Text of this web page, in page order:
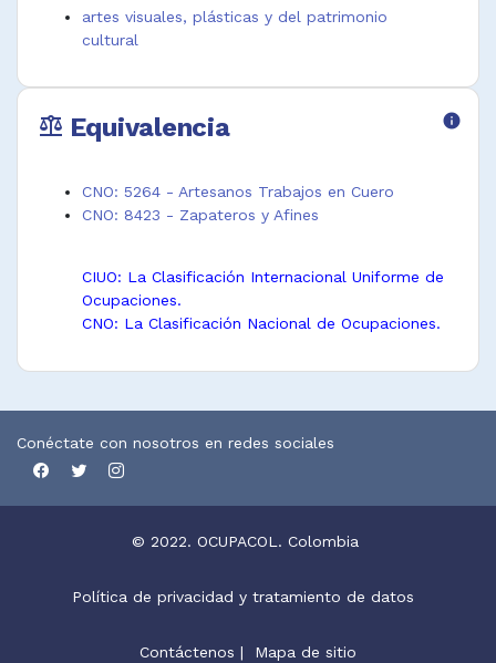
artes visuales, plásticas y del patrimonio
cultural
balance Equivalencia info
CNO: 5264 - Artesanos Trabajos en Cuero
CNO: 8423 - Zapateros y Afines
CIUO: La Clasificación Internacional Uniforme de
Ocupaciones.
CNO: La Clasificación Nacional de Ocupaciones.
Conéctate con nosotros en redes sociales
© 2022. OCUPACOL. Colombia
Política de privacidad y tratamiento de datos
Contáctenos | Mapa de sitio